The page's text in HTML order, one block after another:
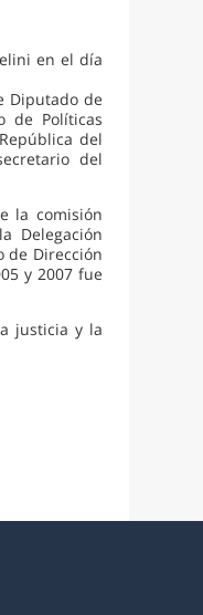
en el día
Diputado de
de Políticas
del
del
la comisión
Delegación
de Dirección
y 2007 fue
justicia y la